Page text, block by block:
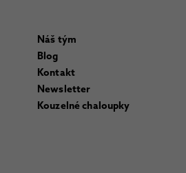
Náš tým
Blog
Kontakt
Newsletter
Kouzelné chaloupky